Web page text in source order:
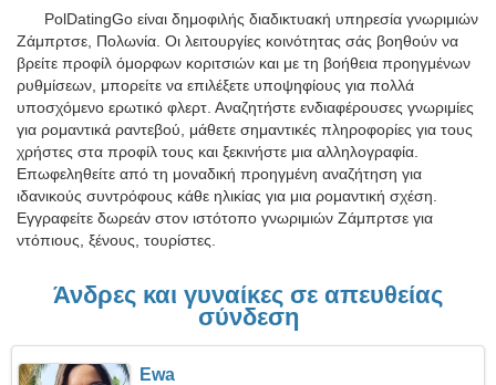
PolDatingGo είναι δημοφιλής διαδικτυακή υπηρεσία γνωριμιών
Ζάμπρτσε, Πολωνία. Οι λειτουργίες κοινότητας σάς βοηθούν να
βρείτε προφίλ όμορφων κοριτσιών και με τη βοήθεια προηγμένων
ρυθμίσεων, μπορείτε να επιλέξετε υποψηφίους για πολλά
υποσχόμενο ερωτικό φλερτ. Αναζητήστε ενδιαφέρουσες γνωριμίες
για ρομαντικά ραντεβού, μάθετε σημαντικές πληροφορίες για τους
χρήστες στα προφίλ τους και ξεκινήστε μια αλληλογραφία.
Επωφεληθείτε από τη μοναδική προηγμένη αναζήτηση για
ιδανικούς συντρόφους κάθε ηλικίας για μια ρομαντική σχέση.
Εγγραφείτε δωρεάν στον ιστότοπο γνωριμιών Ζάμπρτσε για
ντόπιους, ξένους, τουρίστες.
Άνδρες και γυναίκες σε απευθείας
σύνδεση
Ewa